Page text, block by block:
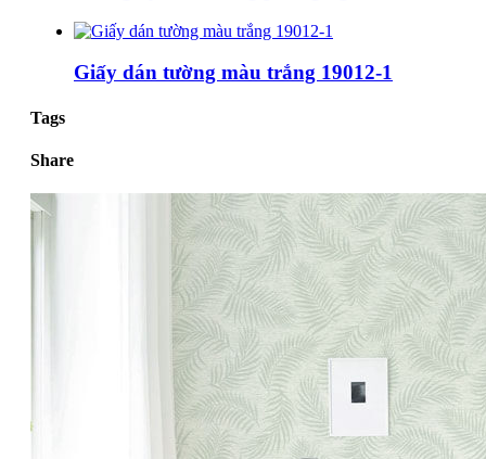
Giấy dán tường màu trắng 19012-1
Tags
Share